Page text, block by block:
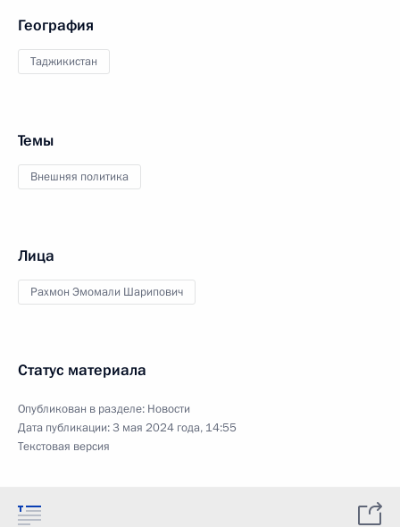
География
Таджикистан
Темы
Внешняя политика
Лица
Рахмон Эмомали Шарипович
Статус материала
Опубликован в разделе: Новости
Дата публикации:3 мая 2024 года, 14:55
Текстовая версия